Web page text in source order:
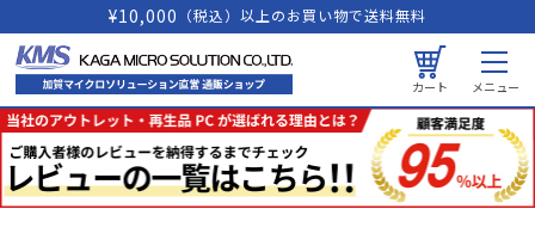
¥10,000 （税込）以上のお買い物で送料無料
カート メニュー